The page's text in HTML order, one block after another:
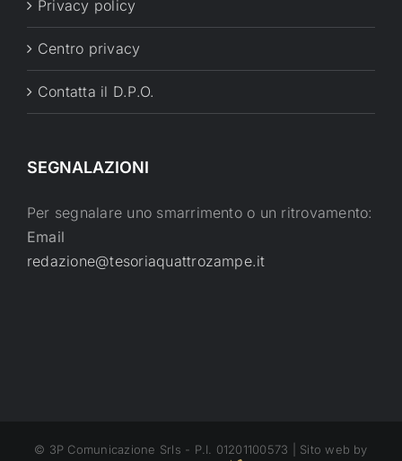
Privacy policy
Centro privacy
Contatta il D.P.O.
SEGNALAZIONI
Per segnalare uno smarrimento o un ritrovamento:
Email
redazione@tesoriaquattrozampe.it
© 3P Comunicazione Srls - P.I. 01201100573 | Sito web by